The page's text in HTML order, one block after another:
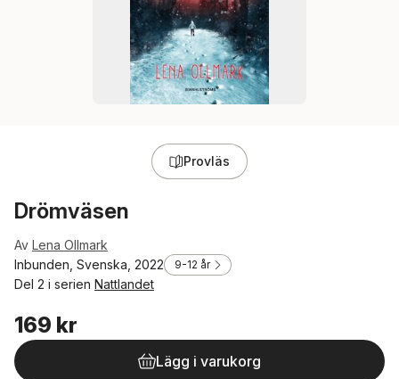
Provläs
Drömväsen
Av Lena Ollmark
Inbunden, Svenska, 2022
9-12 år
Del 2 i serien Nattlandet
169 kr
Lägg i varukorg